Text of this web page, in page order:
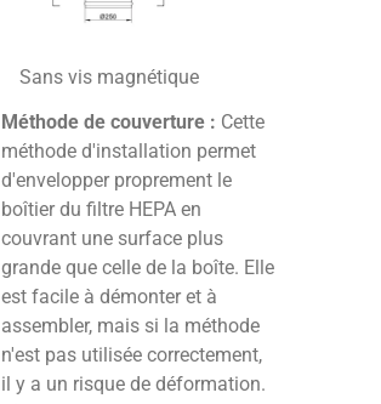
Sans vis magnétique
Méthode de couverture : Cette
méthode d'installation permet
d'envelopper proprement le
boîtier du filtre HEPA en
couvrant une surface plus
grande que celle de la boîte. Elle
est facile à démonter et à
assembler, mais si la méthode
n'est pas utilisée correctement,
il y a un risque de déformation.